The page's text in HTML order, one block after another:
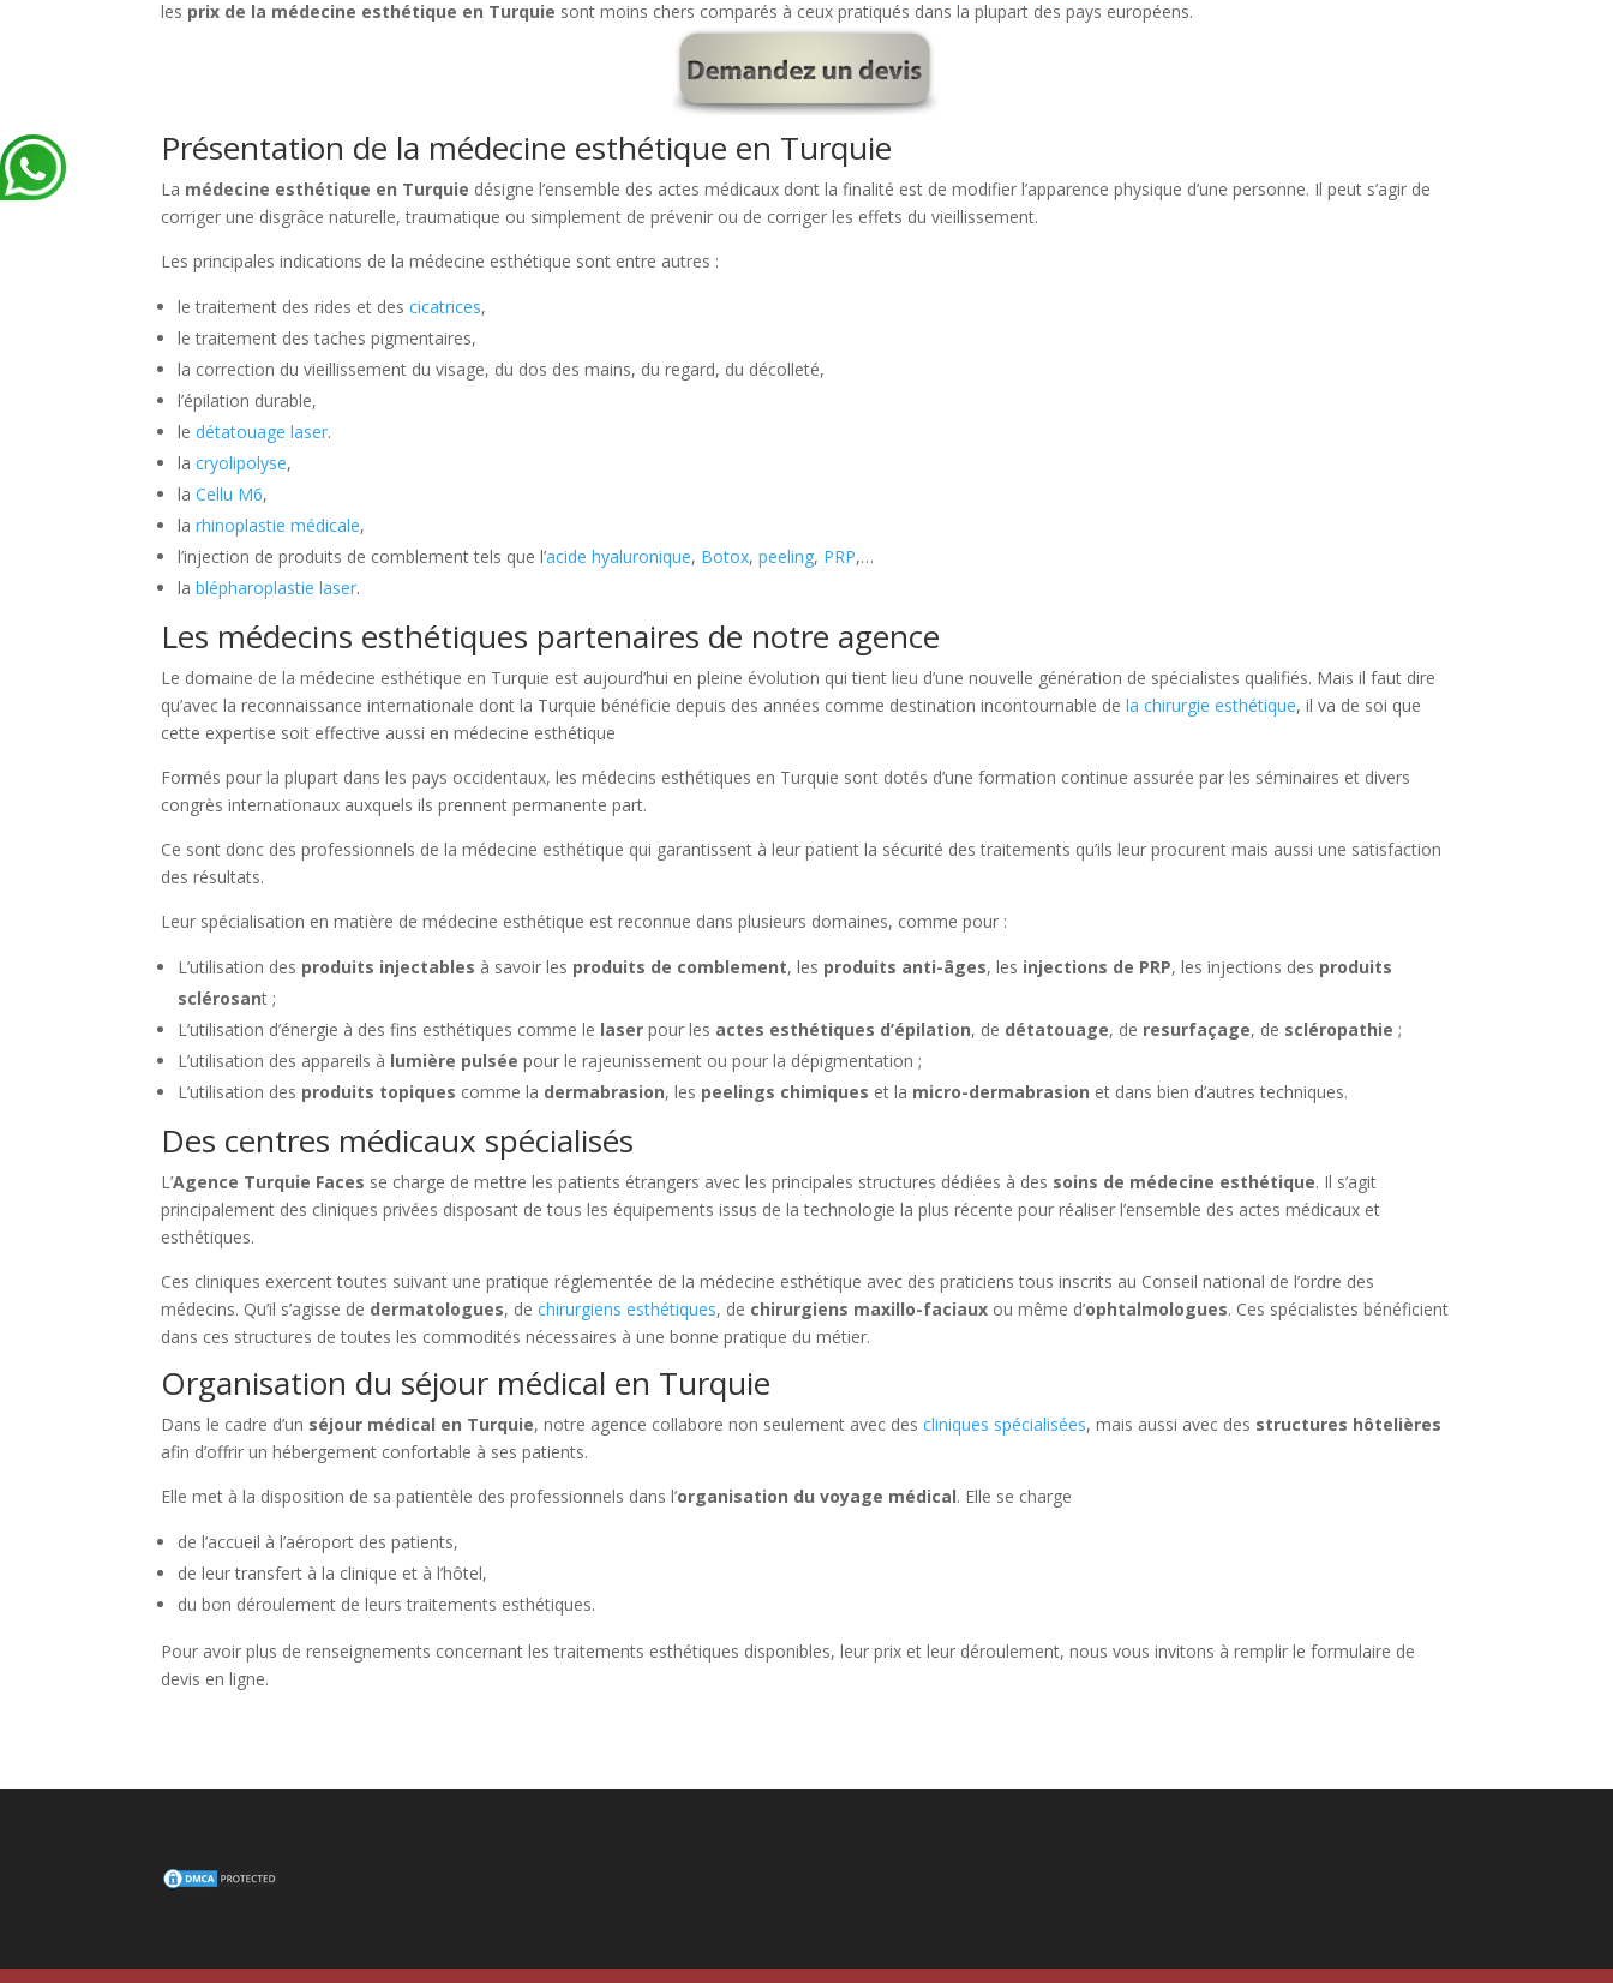
les prix de la médecine esthétique en Turquie sont moins chers comparés à ceux pratiqués dans la plupart des pays européens.
Présentation de la médecine esthétique en Turquie
La médecine esthétique en Turquie désigne l’ensemble des actes médicaux dont la finalité est de modifier l’apparence physique d’une personne. Il peut s’agir de
corriger une disgrâce naturelle, traumatique ou simplement de prévenir ou de corriger les effets du vieillissement.
Les principales indications de la médecine esthétique sont entre autres :
le traitement des rides et descicatrices,
le traitement des taches pigmentaires,
la correction du vieillissement du visage, du dos des mains, du regard, du décolleté,
l’épilation durable,
ledétatouage laser.
lacryolipolyse,
laCellu M6,
larhinoplastie médicale,
l’injection de produits de comblement tels que l’acide hyaluronique, Botox,peeling, PRP,…
lablépharoplastie laser.
Les médecins esthétiques partenaires de notre agence
Le domaine de la médecine esthétique en Turquie est aujourd’hui en pleine évolution qui tient lieu d’une nouvelle génération de spécialistes qualifiés. Mais il faut dire
qu’avec la reconnaissance internationale dont la Turquie bénéficie depuis des années comme destination incontournable dela chirurgie esthétique, il va de soi que
cette expertise soit effective aussi en médecine esthétique
Formés pour la plupart dans les pays occidentaux, les médecins esthétiques en Turquie sont dotés d’une formation continue assurée par les séminaires et divers
congrès internationaux auxquels ils prennent permanente part.
Ce sont donc des professionnels de la médecine esthétique qui garantissent à leur patient la sécurité des traitements qu’ils leur procurent mais aussi une satisfaction
des résultats.
Leur spécialisation en matière de médecine esthétique est reconnue dans plusieurs domaines, comme pour :
L’utilisation des produits injectables à savoir les produits de comblement, les produits anti-âges, les injections de PRP, les injections des produits
sclérosant ;
L’utilisation d’énergie à des fins esthétiques comme le laser pour les actes esthétiques d’épilation, de détatouage, de resurfaçage, de scléropathie ;
L’utilisation des appareils à lumière pulsée pour le rajeunissement ou pour la dépigmentation ;
L’utilisation des produits topiques comme la dermabrasion, les peelings chimiques et la micro-dermabrasion et dans bien d’autres techniques.
Des centres médicaux spécialisés
L’Agence Turquie Faces se charge de mettre les patients étrangers avec les principales structures dédiées à des soins de médecine esthétique. Il s’agit
principalement des cliniques privées disposant de tous les équipements issus de la technologie la plus récente pour réaliser l’ensemble des actes médicaux et
esthétiques.
Ces cliniques exercent toutes suivant une pratique réglementée de la médecine esthétique avec des praticiens tous inscrits au Conseil national de l’ordre des
médecins. Qu’il s’agisse de dermatologues, dechirurgiens esthétiques, de chirurgiens maxillo-faciaux ou même d’ophtalmologues. Ces spécialistes bénéficient
dans ces structures de toutes les commodités nécessaires à une bonne pratique du métier.
Organisation du séjour médical en Turquie
Dans le cadre d’un séjour médical en Turquie, notre agence collabore non seulement avec descliniques spécialisées, mais aussi avec des structures hôtelières
afin d’offrir un hébergement confortable à ses patients.
Elle met à la disposition de sa patientèle des professionnels dans l’organisation du voyage médical. Elle se charge
de l’accueil à l’aéroport des patients,
de leur transfert à la clinique et à l’hôtel,
du bon déroulement de leurs traitements esthétiques.
Pour avoir plus de renseignements concernant les traitements esthétiques disponibles, leur prix et leur déroulement, nous vous invitons à remplir le formulaire de
devis en ligne.